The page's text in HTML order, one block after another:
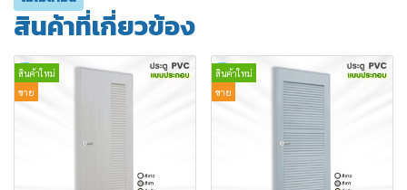
สินค้าที่เกี่ยวข้อง
สินค้าใหม่
ขาย
สินค้าใหม่
ขาย